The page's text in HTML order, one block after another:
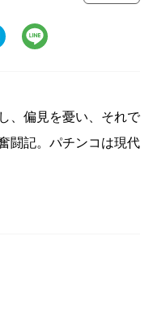
、偏見を憂い、それで
闘記。パチンコは現代